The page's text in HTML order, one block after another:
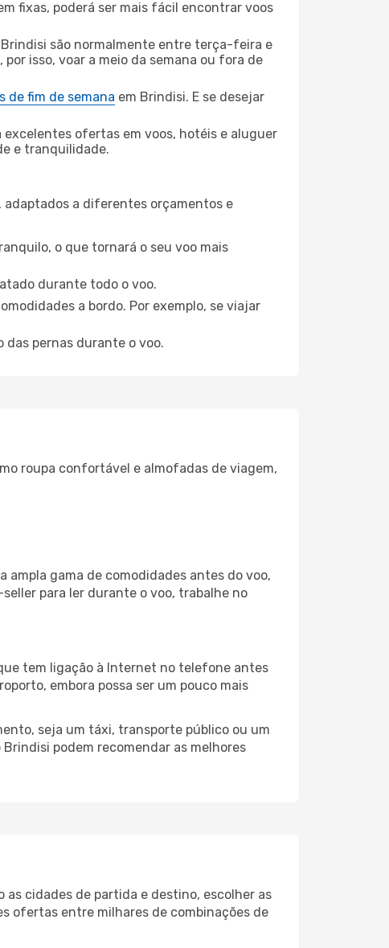
fixas, poderá ser mais fácil encontrar voos
Brindisi são normalmente entre terça-feira e
isso, voar a meio da semana ou fora de
de fim de semana em Brindisi. E se desejar
excelentes ofertas em voos, hotéis e aluguer
e tranquilidade.
adaptados a diferentes orçamentos e
o que tornará o seu voo mais
durante todo o voo.
a bordo. Por exemplo, se viajar
pernas durante o voo.
roupa confortável e almofadas de viagem,
ampla gama de comodidades antes do voo,
para ler durante o voo, trabalhe no
tem ligação à Internet no telefone antes
embora possa ser um pouco mais
seja um táxi, transporte público ou um
podem recomendar as melhores
as cidades de partida e destino, escolher as
ofertas entre milhares de combinações de